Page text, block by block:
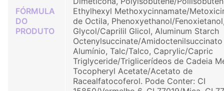
FÓRMULA
DO
PRODUTO
Ethylhexyl Methoxycinnamate/
de Octila, Phenoxyethanol/
Glycol/Caprilil Glicol, Aluminum Starch
Octenylsuccinate/
Alumínio, Talc/Talco, Caprylic/Capric
Triglyceride/Triglicerídeos de Cadeia
Tocopheryl Acetate/Acetato de
Racealfatocoferol. Pode Conter: CI